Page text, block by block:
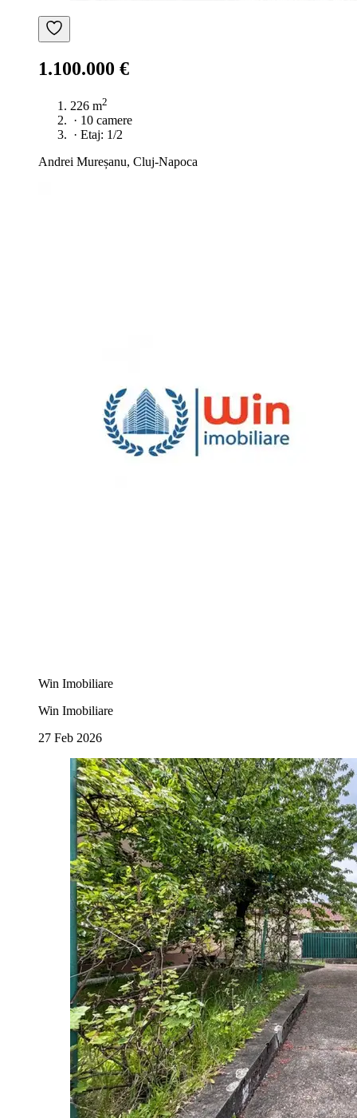
1.100.000 €
226 m2
· 10 camere
· Etaj: 1/2
Andrei Mureșanu, Cluj-Napoca
Win Imobiliare
Win Imobiliare
27 Feb 2026